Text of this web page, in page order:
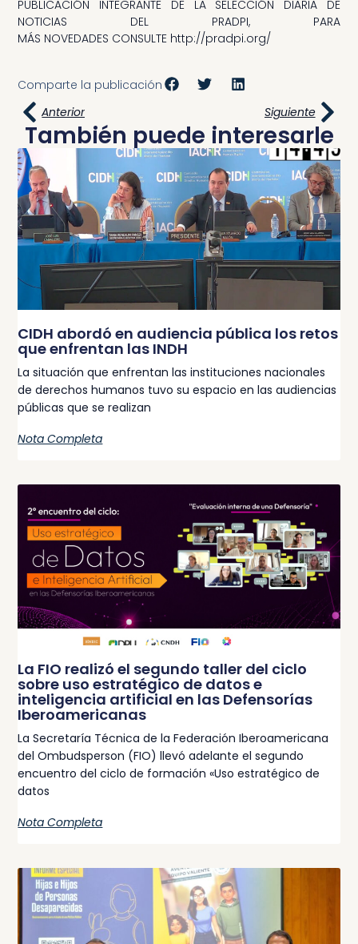
PUBLICACIÓN INTEGRANTE DE LA SELECCIÓN DIARIA DE
NOTICIAS DEL PRADPI, PARA
MÁS NOVEDADES CONSULTE http://pradpi.org/
Comparte la publicación
Anterior
Siguiente
También puede interesarle
CIDH abordó en audiencia pública los retos
que enfrentan las INDH
La situación que enfrentan las instituciones nacionales
de derechos humanos tuvo su espacio en las audiencias
públicas que se realizan
Nota Completa
La FIO realizó el segundo taller del ciclo
sobre uso estratégico de datos e
inteligencia artificial en las Defensorías
Iberoamericanas
La Secretaría Técnica de la Federación Iberoamericana
del Ombudsperson (FIO) llevó adelante el segundo
encuentro del ciclo de formación «Uso estratégico de
datos
Nota Completa